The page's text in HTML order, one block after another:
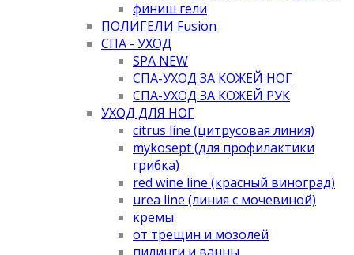
финиш гели
ПОЛИГЕЛИ Fusion
СПА - УХОД
SPA NEW
СПА-УХОД ЗА КОЖЕЙ НОГ
СПА-УХОД ЗА КОЖЕЙ РУК
УХОД ДЛЯ НОГ
citrus line (цитрусовая линия)
mykosept (для профилактики
грибка)
red wine line (красный виноград)
urea line (линия с мочевиной)
кремы
от трещин и мозолей
пилинги и ванны